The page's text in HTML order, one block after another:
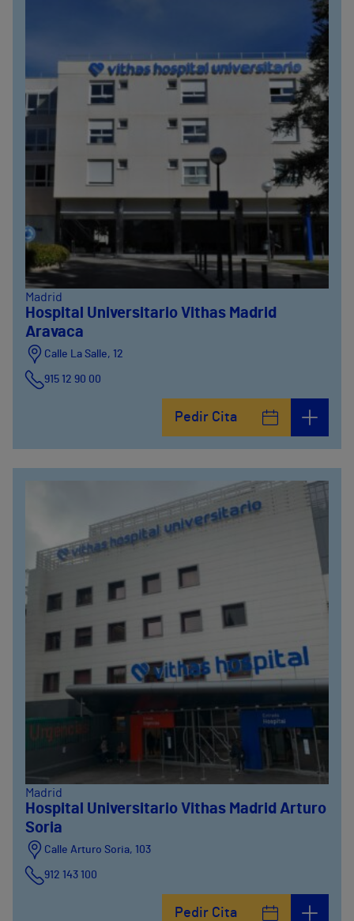
Madrid
Hospital Universitario Vithas Madrid
Aravaca
Calle La Salle, 12
915 12 90 00
Pedir Cita
Madrid
Hospital Universitario Vithas Madrid Arturo
Soria
Calle Arturo Soria, 103
912 143 100
Pedir Cita